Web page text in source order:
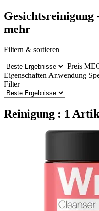
mehr
Filtern & sortieren
Preis
Eigenschaften Anwendung
Filter
Reinigung : 1